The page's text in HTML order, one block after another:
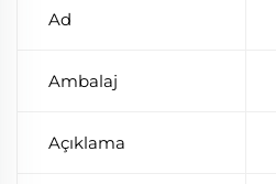
Ad
Ambalaj
Açıklama